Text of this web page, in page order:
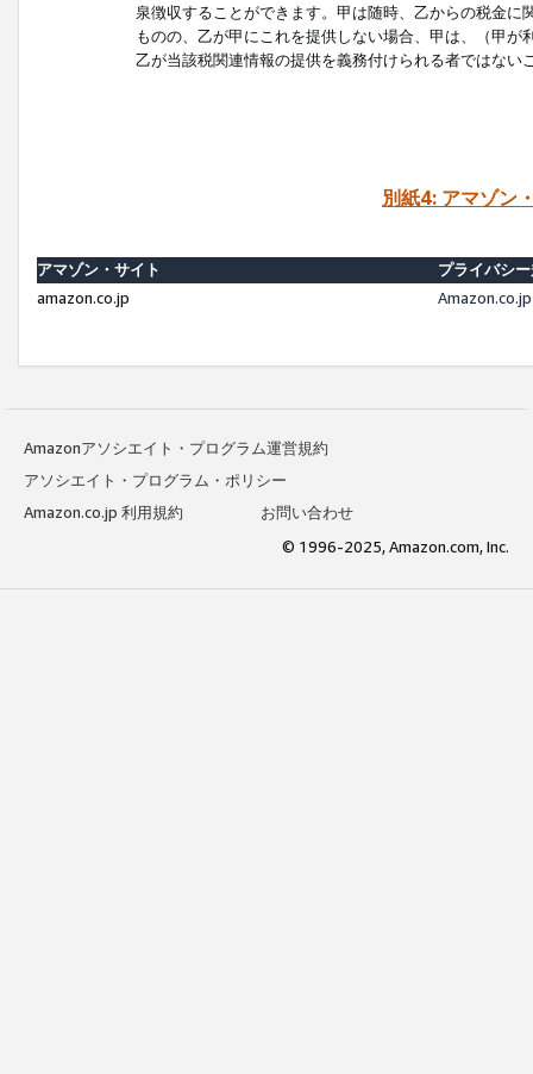
泉徴収することができます。甲は随時、乙からの税金
ものの、乙が甲にこれを提供しない場合、甲は、（甲
乙が当該税関連情報の提供を義務付けられる者ではな
別紙4: アマゾン
アマゾン・サイト
プライバシ
amazon.co.jp
Amazonアソシエイト・プログラム運営規約
アソシエイト・プログラム・ポリシー
Amazon.co.jp 利用規約
お問い合わせ
© 1996-2025, Amazon.com, Inc.